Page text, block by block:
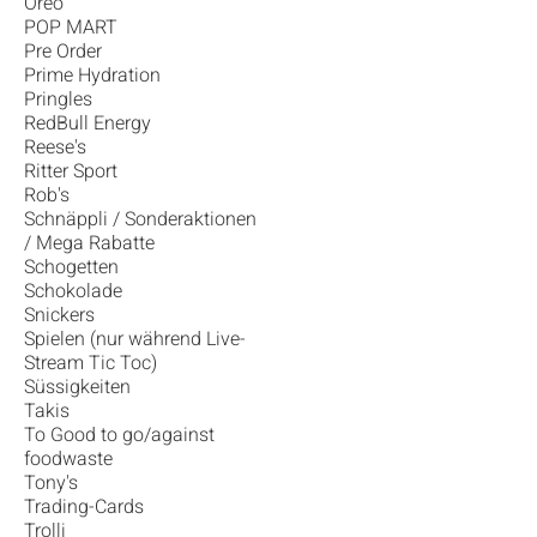
POP MART
Pre Order
Prime Hydration
Pringles
RedBull Energy
Reese's
Ritter Sport
Rob's
Schnäppli / Sonderaktionen
/ Mega Rabatte
Schogetten
Schokolade
Snickers
Spielen (nur während Live-
Stream Tic Toc)
Süssigkeiten
Takis
To Good to go/against
foodwaste
Tony's
Trading-Cards
Trolli